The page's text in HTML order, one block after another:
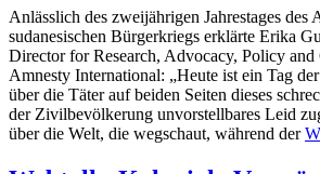
Anlässlich des zweijährigen Jahrestages des
sudanesischen Bürgerkriegs erklärte Erika
Director for Research, Advocacy, Policy and
Amnesty International: „Heute ist ein Tag
über die Täter auf beiden Seiten dieses
der Zivilbevölkerung unvorstellbares Leid
über die Welt, die wegschaut, während der